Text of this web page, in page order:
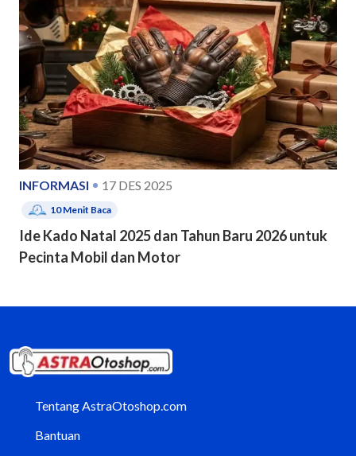
INFORMASI 17 DES 2025
10Menit Baca
Ide Kado Natal 2025 dan Tahun Baru 2026 untuk
Pecinta Mobil dan Motor
Tentang AstraOtoshop.com
Bantuan